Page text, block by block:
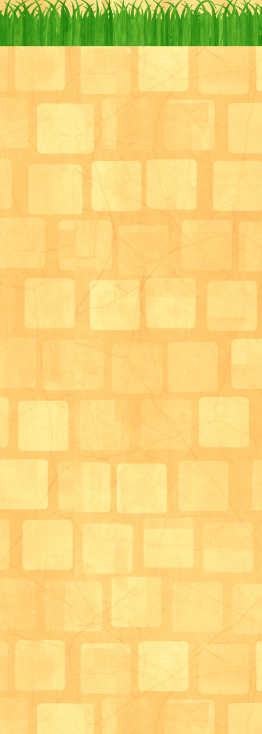
「調理レクリエーション」のご様子を報告させていた
サロン管理栄養士 兼 介護職員
柴田満里子